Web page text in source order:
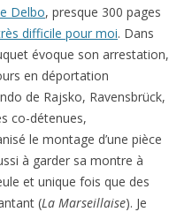
Delbo, presque 300 pages
difficile pour moi. Dans
évoque son arrestation,
en déportation
de Rajsko, Ravensbrück,
co-détenues,
le montage d’une pièce
à garder sa montre à
et unique fois que des
(La Marseillaise). Je